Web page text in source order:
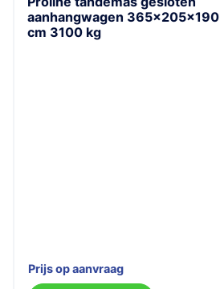
aanhangwagen 365x205x190
cm 3100 kg
Prijs op aanvraag